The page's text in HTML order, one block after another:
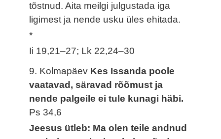
tõstnud. Aita meilgi julgustada iga
ligimest ja nende usku üles ehitada.
*
Ii 19,21–27; Lk 22,24–30
9. Kolmapäev Kes Issanda poole
vaatavad, säravad rõõmust ja
nende palgeile ei tule kunagi häbi.
Ps 34,6
Jeesus ütleb: Ma olen teile andnud